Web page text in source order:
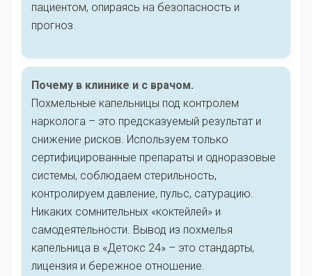
пациентом, опираясь на безопасность и
прогноз.
Почему в клинике и с врачом.
Похмельные капельницы под контролем
нарколога – это предсказуемый результат и
снижение рисков. Используем только
сертифицированные препараты и одноразовые
системы, соблюдаем стерильность,
контролируем давление, пульс, сатурацию.
Никаких сомнительных «коктейлей» и
самодеятельности. Вывод из похмелья
капельница в «Детокс 24» – это стандарты,
лицензия и бережное отношение.